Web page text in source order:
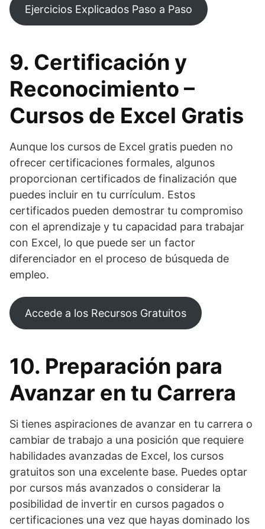
Ejercicios Explicados Paso a Paso
9. Certificación y
Reconocimiento –
Cursos de Excel Gratis
Aunque los cursos de Excel gratis pueden no
ofrecer certificaciones formales, algunos
proporcionan certificados de finalización que
puedes incluir en tu currículum. Estos
certificados pueden demostrar tu compromiso
con el aprendizaje y tu capacidad para trabajar
con Excel, lo que puede ser un factor
diferenciador en el proceso de búsqueda de
empleo.
Accede a los Recursos Gratuitos
10. Preparación para
Avanzar en tu Carrera
Si tienes aspiraciones de avanzar en tu carrera o
cambiar de trabajo a una posición que requiere
habilidades avanzadas de Excel, los cursos
gratuitos son una excelente base. Puedes optar
por cursos más avanzados o considerar la
posibilidad de invertir en cursos pagados o
certificaciones una vez que hayas dominado los